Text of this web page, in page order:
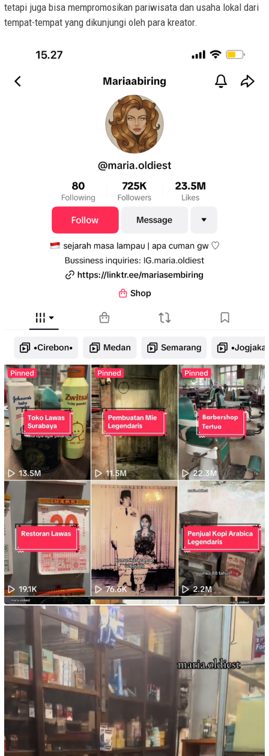
tetapi juga bisa mempromosikan pariwisata dan usaha lokal dari
tempat-tempat yang dikunjungi oleh para kreator.